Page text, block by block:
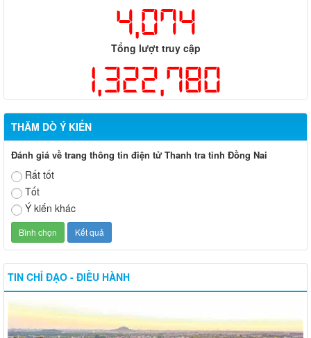
4,074
Tổng lượt truy cập
1,322,780
THĂM DÒ Ý KIẾN
Đánh giá về trang thông tin điện tử Thanh tra tỉnh Đồng Nai
Rất tốt
Tốt
Ý kiến khác
TIN CHỈ ĐẠO - ĐIỀU HÀNH